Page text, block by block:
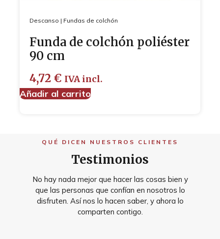
Descanso | Fundas de colchón
Funda de colchón poliéster
90 cm
4,72 € IVA incl.
Añadir al carrito
QUÉ DICEN NUESTROS CLIENTES
Testimonios
No hay nada mejor que hacer las cosas bien y
que las personas que confían en nosotros lo
disfruten. Así nos lo hacen saber, y ahora lo
comparten contigo.